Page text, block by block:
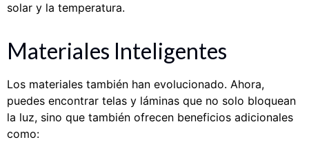
solar y la temperatura.
Materiales Inteligentes
Los materiales también han evolucionado. Ahora,
puedes encontrar telas y láminas que no solo bloquean
la luz, sino que también ofrecen beneficios adicionales
como: